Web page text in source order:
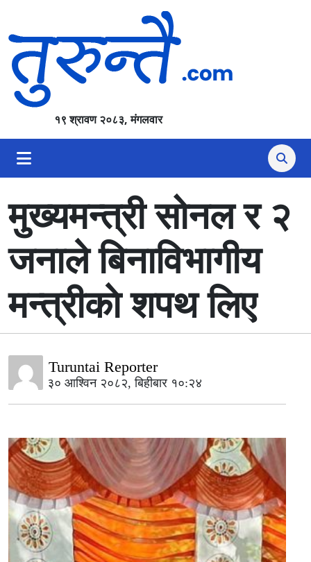
१९ श्रावण २०८३, मंगलवार
मुख्यमन्त्री सोनल र २
जनाले बिनाविभागीय
मन्त्रीकाे शपथ लिए
Turuntai Reporter
३० आश्विन २०८२, बिहीबार १०:२४